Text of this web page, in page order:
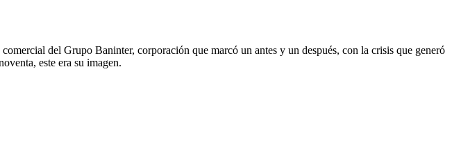
del Grupo Baninter, corporación que marcó un antes y un después, con la crisis que generó
este era su imagen.